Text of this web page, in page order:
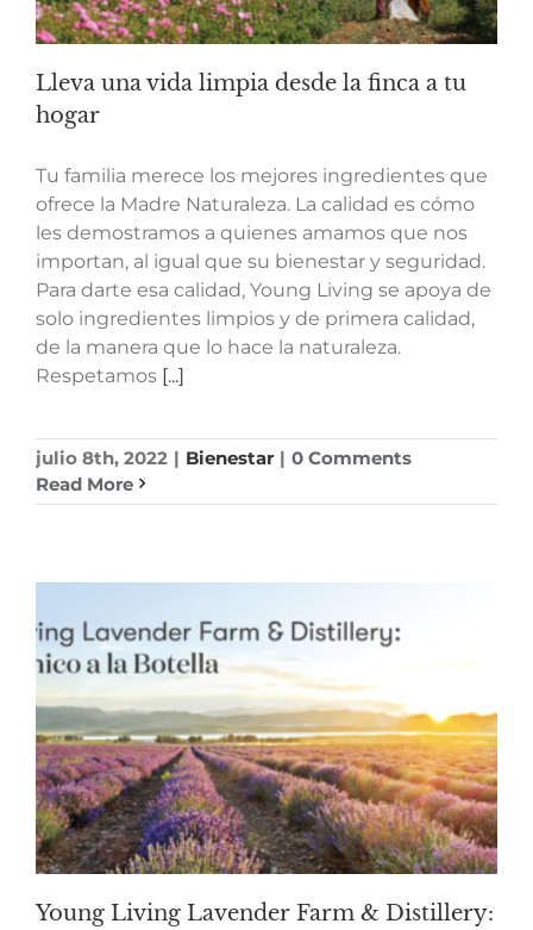
Lleva una vida limpia desde la finca a tu
hogar
Tu familia merece los mejores ingredientes que
ofrece la Madre Naturaleza. La calidad es cómo
les demostramos a quienes amamos que nos
importan, al igual que su bienestar y seguridad.
Para darte esa calidad, Young Living se apoya de
solo ingredientes limpios y de primera calidad,
de la manera que lo hace la naturaleza.
Respetamos [...]
julio 8th, 2022 | Bienestar | 0 Comments
Read More
Young Living Lavender Farm & Distillery: